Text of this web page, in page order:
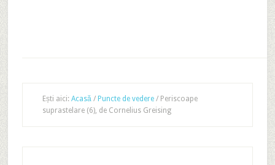
Ești aici: Acasă / Puncte de vedere /Periscoape
suprastelare (6), de Cornelius Greising